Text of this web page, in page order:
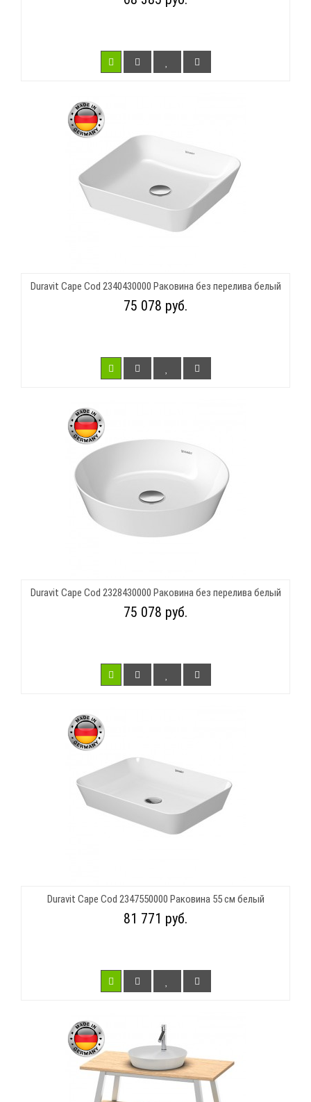
Duravit Cape Cod 2340430000 Раковина без перелива белый
75 078 руб.
Duravit Cape Cod 2328430000 Раковина без перелива белый
75 078 руб.
Duravit Cape Cod 2347550000 Раковина 55 см белый
81 771 руб.